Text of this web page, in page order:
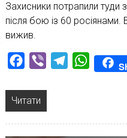
Захисники потрапили туди
після бою із 60 росіянами.
вижив.
Facebook
Viber TelegramWhatsApp
Читати